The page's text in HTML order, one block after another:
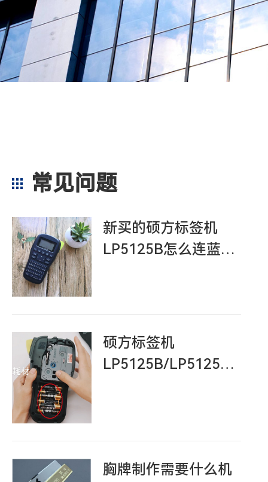
常见问题
新买的硕方标签机
LP5125B怎么连蓝
硕方标签机
LP5125B/LP5125BT
胸牌制作需要什么机